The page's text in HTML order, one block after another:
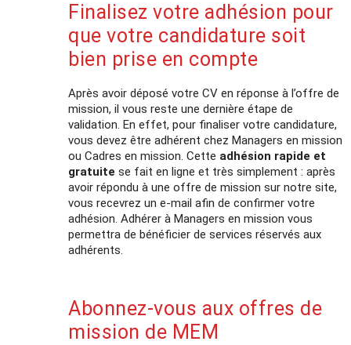
Finalisez votre adhésion pour
que votre candidature soit
bien prise en compte
Après avoir déposé votre CV en réponse à l’offre de
mission, il vous reste une dernière étape de
validation. En effet, pour finaliser votre candidature,
vous devez être adhérent chez Managers en mission
ou Cadres en mission. Cette adhésion rapide et
gratuite se fait en ligne et très simplement : après
avoir répondu à une offre de mission sur notre site,
vous recevrez un e-mail afin de confirmer votre
adhésion. Adhérer à Managers en mission vous
permettra de bénéficier de services réservés aux
adhérents.
Abonnez-vous aux offres de
mission de MEM